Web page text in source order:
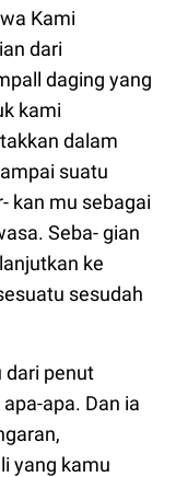
Kami
dari
daging yang
kami
dalam
suatu
kan mu sebagai
Seba- gian
ke
sesudah
dari penut
apa. Dan ia
yang kamu